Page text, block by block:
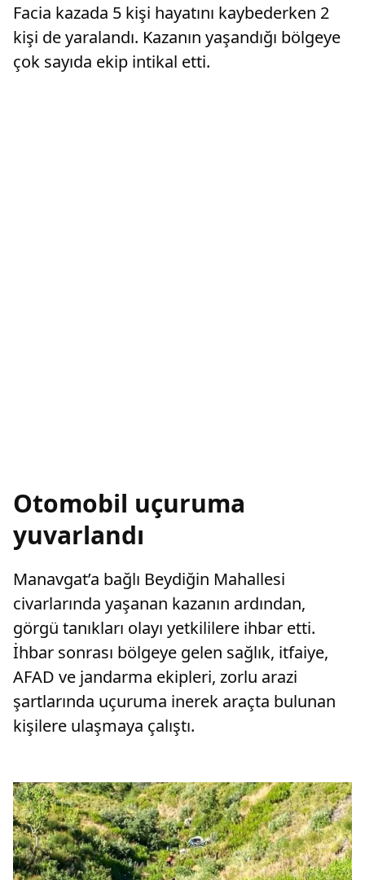
Facia kazada 5 kişi hayatını kaybederken 2
kişi de yaralandı. Kazanın yaşandığı bölgeye
çok sayıda ekip intikal etti.
Otomobil uçuruma
yuvarlandı
Manavgat’a bağlı Beydiğin Mahallesi
civarlarında yaşanan kazanın ardından,
görgü tanıkları olayı yetkililere ihbar etti.
İhbar sonrası bölgeye gelen sağlık, itfaiye,
AFAD ve jandarma ekipleri, zorlu arazi
şartlarında uçuruma inerek araçta bulunan
kişilere ulaşmaya çalıştı.